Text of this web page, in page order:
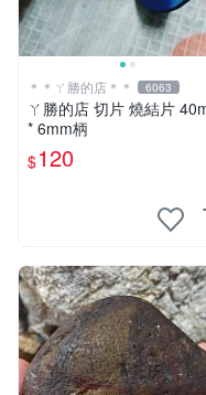
＊＊ㄚ勝的店＊＊ 6063
ㄚ勝的店 切片 燒結片 40mm
* 6mm柄
$120